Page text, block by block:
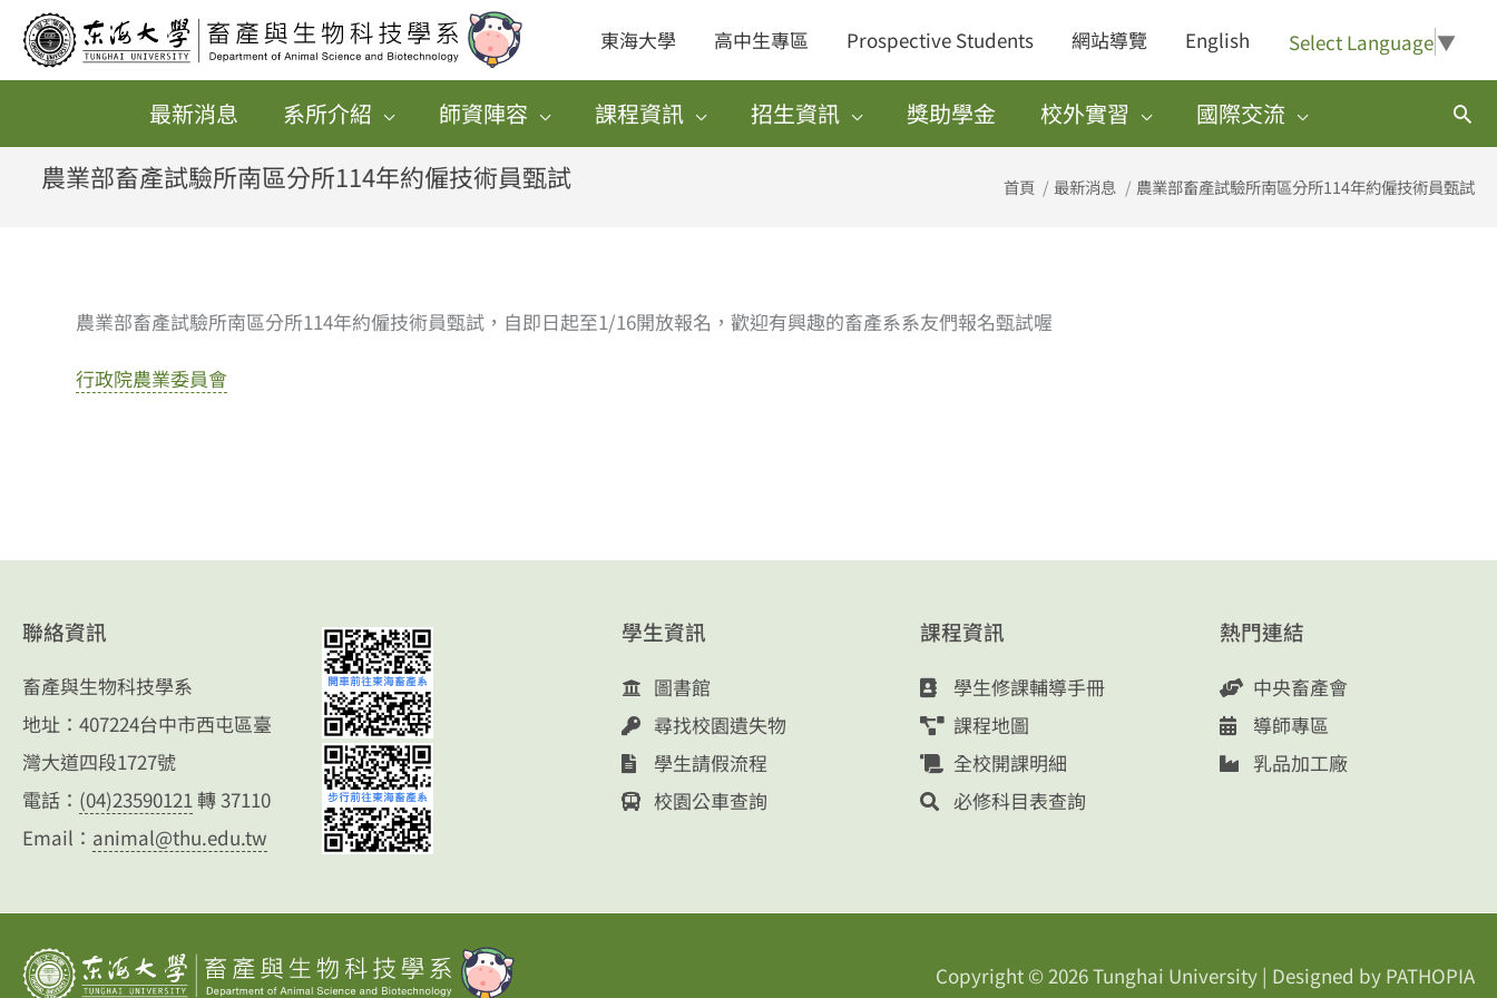
東海大學 高中生專區 Prospective Students 網站導覽 English Select Language▼
最新消息 系所介紹 師資陣容 課程資訊 招生資訊 獎助學金 校外實習 國際交流
搜
尋
農業部畜產試驗所南區分所114年約僱技術員甄試 首頁 最新消息 農業部畜產試驗所南區分所114年約僱技術員甄試
農業部畜產試驗所南區分所114年約僱技術員甄試，自即日起至1/16開放報名，歡迎有興趣的畜產系系友們報名甄試喔
行政院農業委員會
聯絡資訊
畜產與生物科技學系
地址：407224台中市西屯區臺
灣大道四段1727號
電話： (04)23590121 轉 37110
Email： animal@thu.edu.tw
學生資訊
圖書館
尋找校園遺失物
學生請假流程
校園公車查詢
課程資訊
學生修課輔導手冊
課程地圖
全校開課明細
必修科目表查詢
熱門連結
中央畜產會
導師專區
乳品加工廠
Copyright © 2026Tunghai University | Designed by PATHOPIA